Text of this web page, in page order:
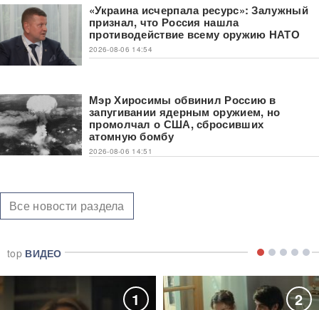
«Украина исчерпала ресурс»: Залужный
признал, что Россия нашла
противодействие всему оружию НАТО
2026-08-06 14:54
Мэр Хиросимы обвинил Россию в
запугивании ядерным оружием, но
промолчал о США, сбросивших
атомную бомбу
2026-08-06 14:51
Все новости раздела
top ВИДЕО
1 2